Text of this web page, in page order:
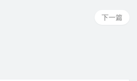
下一篇